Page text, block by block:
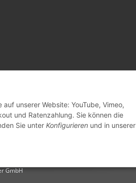
unserer Website: YouTube, Vimeo,
und Ratenzahlung. Sie können die
Sie unter Konfigurieren und in unserer
GmbH